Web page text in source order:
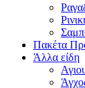
Πακέτα
Άλλα είδη